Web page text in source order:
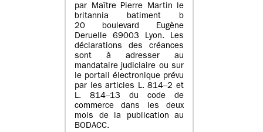
par Maître Pierre Martin le
britannia batiment b
20 boulevard Eugène
Deruelle 69003 Lyon. Les
déclarations des créances
sont à adresser au
mandataire judiciaire ou sur
le portail électronique prévu
par les articles L. 814–2 et
L. 814–13 du code de
commerce dans les deux
mois de la publication au
BODACC.